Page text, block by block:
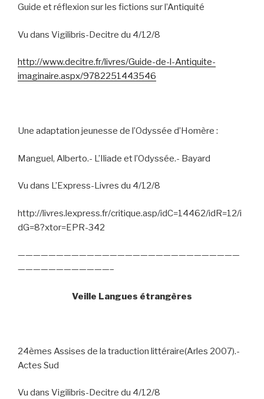
Guide et réflexion sur les fictions sur l’Antiquité
Vu dans Vigilibris-Decitre du 4/12/8
http://www.decitre.fr/livres/Guide-de-l-Antiquite-
imaginaire.aspx/9782251443546
Une adaptation jeunesse de l’Odyssée d’Homère :
Manguel, Alberto.- L’Iliade et l’Odyssée.- Bayard
Vu dans L’Express-Livres du 4/12/8
http://livres.lexpress.fr/critique.asp/idC=14462/idR=12/i
dG=8?xtor=EPR-342
—————————————————————————————
————————————–
Veille Langues étrangères
24èmes Assises de la traduction littéraire(Arles 2007).-
Actes Sud
Vu dans Vigilibris-Decitre du 4/12/8